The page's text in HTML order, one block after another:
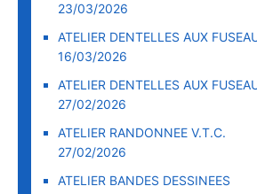
23/03/2026
ATELIER DENTELLES AUX
16/03/2026
ATELIER DENTELLES AUX
27/02/2026
ATELIER RANDONNEE V.T.C.
27/02/2026
ATELIER BANDES DESSINEES